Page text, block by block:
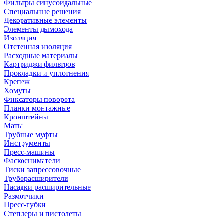
Фильтры синусоидальные
Специальные решения
Декоративные элементы
Элементы дымохода
Изоляция
Отстенная изоляция
Расходные материалы
Картриджи фильтров
Прокладки и уплотнения
Крепеж
Хомуты
Фиксаторы поворота
Планки монтажные
Кронштейны
Маты
Трубные муфты
Инструменты
Пресс-машины
Фаскосниматели
Тиски запрессовочные
Труборасширители
Насадки расширительные
Размотчики
Пресс-губки
Степлеры и пистолеты